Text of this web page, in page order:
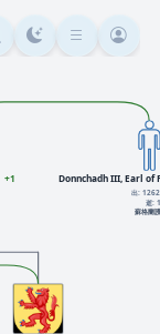
+1 Donnchadh III, Earl of
出:
逝:
蘇格蘭